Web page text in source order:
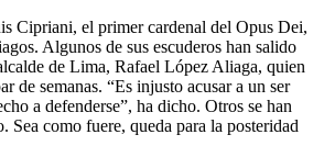
Cipriani, el primer cardenal del Opus Dei,
Algunos de sus escuderos han salido
de Lima, Rafael López Aliaga, quien
de semanas. “Es injusto acusar a un ser
a defenderse”, ha dicho. Otros se han
Sea como fuere, queda para la posteridad